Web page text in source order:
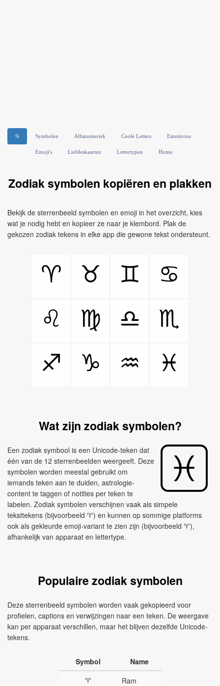
♋ Symbolen Alfanumeriek Coole Letters Emoticons
Emoji's Liefdeskaarten Lettertypen Home
Zodiak symbolen kopiëren en plakken
Bekijk de sterrenbeeld symbolen en emoji in het overzicht, kies
wat je nodig hebt en kopieer ze naar je klembord. Plak de
gekozen zodiak tekens in elke app die gewone tekst ondersteunt.
♈ ♉ ♊
♋
♌
♍ ♎
♏
♐
♑ ♒ ♓
Wat zijn zodiak symbolen?
Een zodiak symbool is een Unicode-teken dat
één van de 12 sterrenbeelden weergeeft. Deze
symbolen worden meestal gebruikt om
iemands teken aan te duiden, astrologie-
content te taggen of notities per teken te
labelen. Zodiak symbolen verschijnen vaak als simpele
teksttekens (bijvoorbeeld ♈︎) en kunnen op sommige platforms
ook als gekleurde emoji-variant te zien zijn (bijvoorbeeld ♈),
afhankelijk van apparaat en lettertype.
Populaire zodiak symbolen
Deze sterrenbeeld symbolen worden vaak gekopieerd voor
profielen, captions en verwijzingen naar een teken. De weergave
kan per apparaat verschillen, maar het blijven dezelfde Unicode-
tekens.
Symbol
Name
♈︎
Ram